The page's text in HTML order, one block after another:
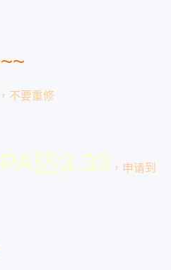
不要重修
达3.33 ，申请到